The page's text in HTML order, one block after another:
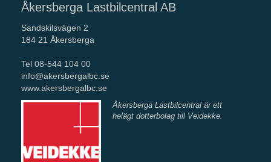
Åkersberga Lastbilcentral AB
Sandskilsvägen 2
184 21 Åkersberga
Tel 08-544 104 00
info@akersbergalbc.se
www.akersbergalbc.se
Åkersberga Lastbilcentral är ett
helägt dotterbolagtill Veidekke.